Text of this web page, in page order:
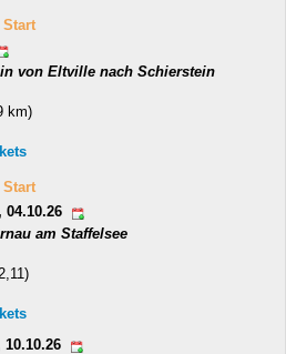
Start
von Eltville nach Schierstein
km)
Start
04.10.26
am Staffelsee
10.10.26